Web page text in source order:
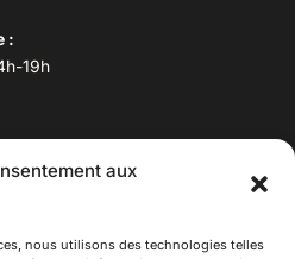
aux
nous utilisons des technologies telles
:
19h
06 40